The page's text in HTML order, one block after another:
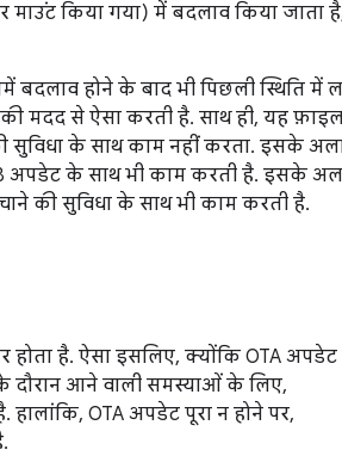
माउंट किया गया) में बदलाव किया जाता
बदलाव होने के बाद भी पिछली स्थिति में
मदद से ऐसा करती है. साथ ही, यह
के साथ काम नहीं करता. इसके
अपडेट के साथ भी काम करती है. इसके
की सुविधा के साथ भी काम करती है.
है. ऐसा इसलिए, क्योंकि OTA अपडेट
दौरान आने वाली समस्याओं के लिए,
OTA अपडेट पूरा न होने पर,